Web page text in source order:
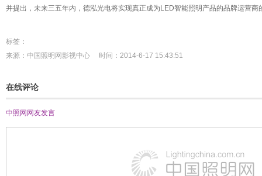
并提出，未来三五年内，德泓光电将实现真正成为LED智能照明产品的品牌运营商
标签：
来源：中国照明网影视中心 时间：2014-6-17 15:43:51
在线评论
中照网网友发言